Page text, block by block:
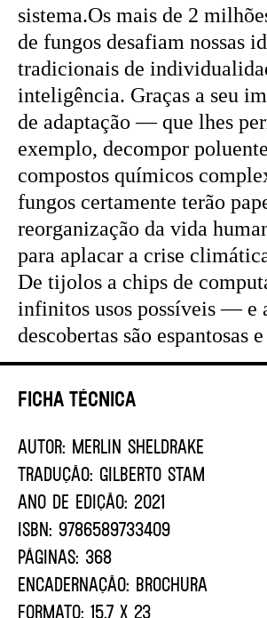
Ficha Técnica
AUTOR: MERLIN SHELDRAKE
TRADUÇÃO: GILBERTO STAM
ANO DE EDIÇÃO: 2021
ISBN: 9786589733409
PÁGINAS: 368
ENCADERNAÇÃO: BROCHURA
FORMATO: 15.7 X 23
sistema.Os mais de 2
de fungos desafiam nossas
tradicionais de
inteligência. Graças a seu
de adaptação — que lhes
exemplo, decompor
compostos químicos
fungos certamente terão
reorganização da vida
para aplacar a crise
De tijolos a chips de
infinitos usos possíveis — e
descobertas são espantosas